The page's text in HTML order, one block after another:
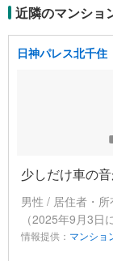
近隣のマンショ
日神パレス北千住
少しだけ車の
男性 / 居住者・所
（2025年9月3日
情報提供： マンショ